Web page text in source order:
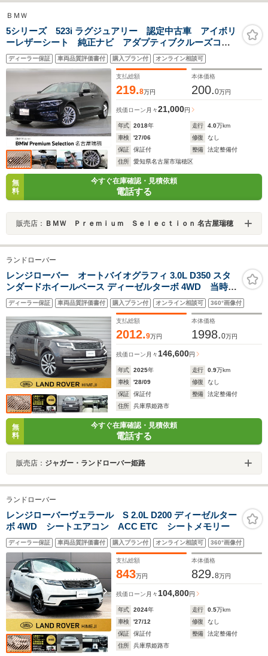
ＢＭＷ
5シリーズ 523i ラグジュアリー 認定中古車 アイボリ
ーレザーシート 純正ナビ アダプティブクルーズコン
トロール パワーシート 地デジTV 全席シートヒー
ター パワーゲート アダプティブLEDヘッドライト
ディーラー保証 車両品質評価書付 購入プラン付 オンライン相談可
支払総額
219.8万円
本体価格
200.0万円
残価ローン 月々21,000円
年式 2018年 走行 4.0万km
車検
'27/06 修復
なし
保証
保証付 整備
法定整備付
住所
愛知県名古屋市瑞穂区
無
料
今すぐ在庫確認・見積依頼
電話する
販売店： ＢＭＷ Ｐｒｅｍｉｕｍ Ｓｅｌｅｃｔｉｏｎ 名古屋瑞穂
ランドローバー
レンジローバー オートバイオグラフィ 3.0L D350 スタ
ンダードホイールベース ディーゼルターボ 4WD 当時車
両本体2332万オプション61.9万 デモカー サンルー
フ ペルリーノレザーシート ワイヤレスカープレイ
フル液晶メーター 360度カメラ フロント・リアシート
クラー ヒーター 電動サイドステップ
ディーラー保証 車両品質評価書付 購入プラン付 オンライン相談可 360°画像付
支払総額
2012.9万円
本体価格
1998.0万円
残価ローン 月々 146,600円
年式 2025年 走行 0.9万km
車検
'28/09 修復
なし
保証
保証付 整備
法定整備付
住所
兵庫県姫路市
無
料
今すぐ在庫確認・見積依頼
電話する
販売店： ジャガー・ランドローバー姫路
ランドローバー
レンジローバーヴェラール S 2.0L D200 ディーゼルター
ボ 4WD シートエアコン ACC ETC シートメモリー
ディーラー保証 車両品質評価書付 購入プラン付 オンライン相談可 360°画像付
支払総額
843万円
本体価格
829.8万円
残価ローン 月々 104,800円
年式 2024年 走行 0.5万km
車検
'27/12 修復
なし
保証
保証付 整備
法定整備付
住所
兵庫県姫路市